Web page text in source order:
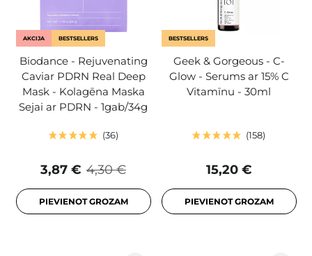
AKCIJA BESTSELLERS
Biodance - Rejuvenating
Caviar PDRN Real Deep
Mask - Kolagēna Maska
Sejai ar PDRN - 1gab/34g
36
4,30 €
3,87 €
PIEVIENOT GROZAM
BESTSELLERS
Geek & Gorgeous - C-
Glow - Serums ar 15% C
Vitamīnu - 30ml
158
15,20 €
PIEVIENOT GROZAM